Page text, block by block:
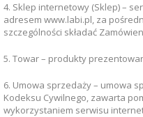
4. Sklep internetowy (Sklep) –
adresem www.labi.pl, za
szczególności składać
5. Towar – produkty
6. Umowa sprzedaży – umowa
Kodeksu Cywilnego, zawarta
wykorzystaniem serwisu